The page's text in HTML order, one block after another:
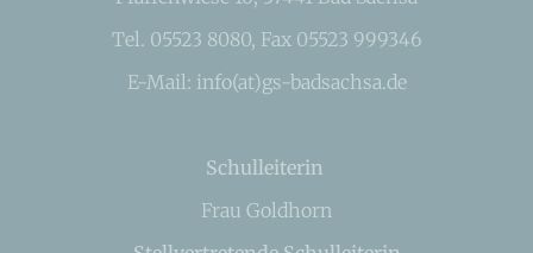
Tel. 05523 8080, Fax 05523 999346
E-Mail: info(at)gs-badsachsa.de
Schulleiterin
Frau Goldhorn